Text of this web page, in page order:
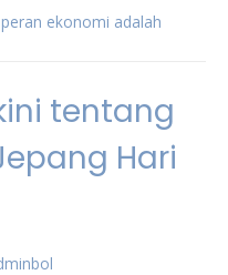
peran ekonomi adalah
tentang
Hari